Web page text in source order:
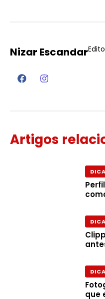
Nizar Escandar
Artigos
que